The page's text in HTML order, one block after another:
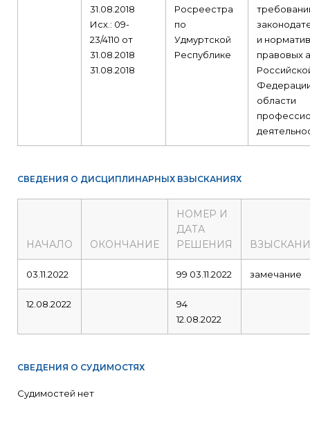
31.08.2018
Исх.: 09-
23/4110 от
31.08.2018
31.08.2018
Росреестра
по
Удмуртской
Республике
и
правовых
области
СВЕДЕНИЯ О ДИСЦИПЛИНАРНЫХ ВЗЫСКАНИЯХ
НАЧАЛО ОКОНЧАНИЕ
НОМЕР И
ДАТА
РЕШЕНИЯ
03.11.2022 99 03.11.2022 замечание
12.08.2022
94
12.08.2022
СВЕДЕНИЯ О СУДИМОСТЯХ
Судимостей нет